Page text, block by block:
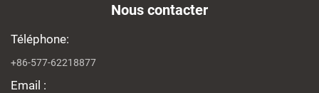
Nous contacter
Téléphone:
+86-577-62218877
Email :